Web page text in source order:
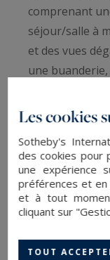
comprenant
séjour/salle à
et des vues
une
salle de
toilettes. Deux
commerces et
l’ancien avec
plan optimisé.
Ste Croix.
Les cookies
Sotheby's
des cookies pour
une expérience
préférences et en
et à tout
cliquant sur
TOUT